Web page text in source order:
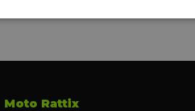
Moto Rattix